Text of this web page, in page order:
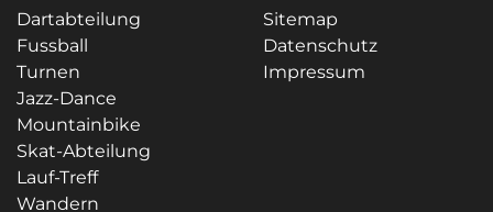
Dartabteilung
Fussball
Turnen
Jazz-Dance
Mountainbike
Skat-Abteilung
Lauf-Treff
Wandern
Sitemap
Datenschutz
Impressum